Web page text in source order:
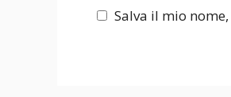
Salva il mio